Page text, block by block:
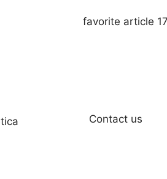
favorite article
Contact us